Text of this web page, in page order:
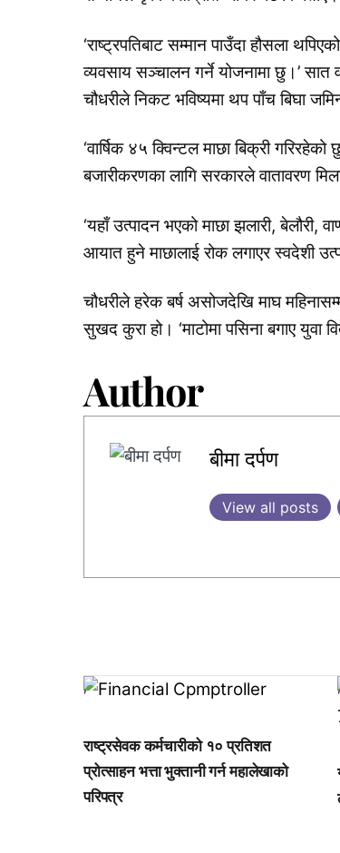
‘राष्ट्रपतिबाट सम्मान पाउँदा हौसला
व्यवसाय सञ्चालन गर्ने योजनामा छु।’ सात
चौधरीले निकट भविष्यमा थप पाँच बिघा
‘वार्षिक ४५ क्विन्टल माछा बिक्री
बजारीकरणका लागि सरकारले वातावरण
‘यहाँ उत्पादन भएको माछा झलारी,
आयात हुने माछालाई रोक लगाएर स्वदेशी
चौधरीले हरेक बर्ष असोजदेखि माघ
सुखद कुरा हो। ‘माटोमा पसिना बगाए युवा
Author
बीमा दर्पण
View all posts
,
राष्ट्रसेवक कर्मचारीको १० प्रतिशत
प्रोत्साहन भत्ता भुक्तानी गर्न महालेखाको
परिपत्र